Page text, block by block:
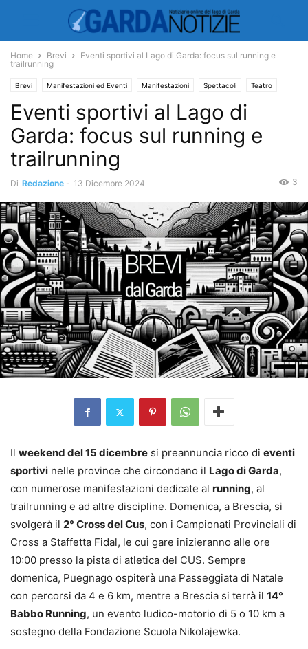
Home Brevi
Eventi sportivi al Lago di Garda: focus sul running e
trailrunning
Brevi Manifestazioni ed Eventi Manifestazioni Spettacoli Teatro
Eventi sportivi al Lago di
Garda: focus sul running e
trailrunning
Di Redazione - 13 Dicembre 2024 3
Il weekend del 15 dicembre si preannuncia ricco di eventi
sportivi nelle province che circondano il Lago di Garda,
con numerose manifestazioni dedicate al running, al
trailrunning e ad altre discipline. Domenica, a Brescia, si
svolgerà il 2° Cross del Cus, con i Campionati Provinciali di
Cross a Staffetta Fidal, le cui gare inizieranno alle ore
10:00 presso la pista di atletica del CUS. Sempre
domenica, Puegnago ospiterà una Passeggiata di Natale
con percorsi da 4 e 6 km, mentre a Brescia si terrà il 14°
Babbo Running, un evento ludico-motorio di 5 o 10 km a
sostegno della Fondazione Scuola Nikolajewka.